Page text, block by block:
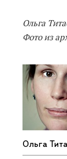
Ольга
Фото из
Ольга